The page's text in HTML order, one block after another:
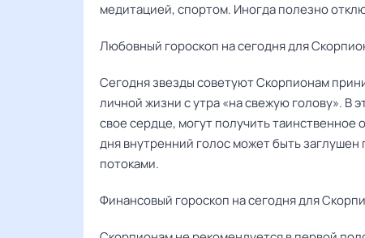
медитацией, спортом. Иногда полезно
Любовный гороскоп на сегодня для
Сегодня звезды советуют Скорпионам
личной жизни с утра «на свежую голову». В
свое сердце, могут получить
дня внутренний голос может быть
потоками.
Финансовый гороскоп на сегодня для